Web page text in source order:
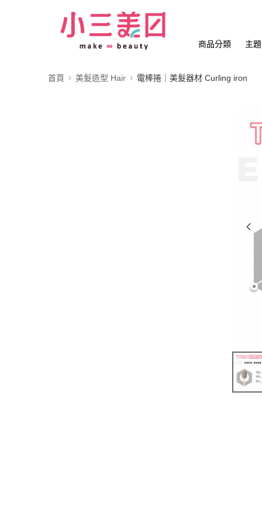
商品分類 主
首頁 美髮造型 Hair 電棒捲｜美髮器材 Curling iron